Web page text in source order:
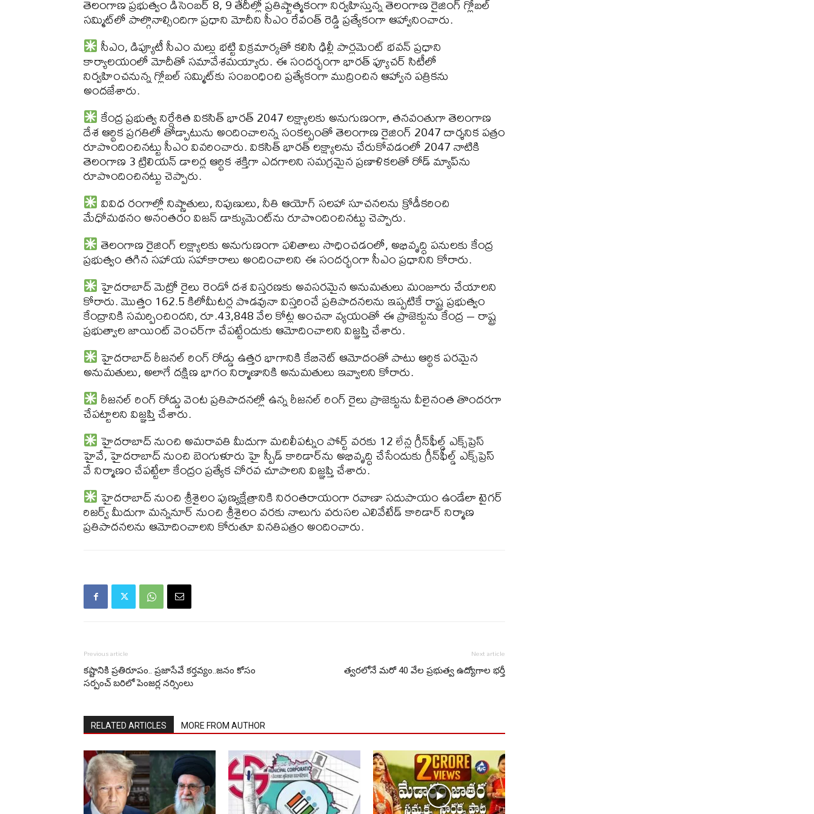
సమ్మిట్‌లో పాల్గొనాల్సిందిగా ప్రధాని మోదీని సీఎం రేవంత్ రెడ్డి ప్రత్యేకంగా ఆహ్వానించారు.
సీఎం, డిప్యూటీ సీఎం మల్లు భట్టి విక్రమార్కతో కలిసి ఢిల్లీ పార్లమెంట్ భవన్‌ ప్రధాని
కార్యాలయంలో మోదీతో సమావేశమయ్యారు. ఈ సందర్భంగా భారత్ ఫ్యూచర్ సిటీలో
నిర్వహించనున్న గ్లోబల్ సమ్మిట్‌కు సంబంధించి ప్రత్యేకంగా ముద్రించిన ఆహ్వాన పత్రికను
అందజేశారు.
కేంద్ర ప్రభుత్వ నిర్దేశిత వికసిత్ భారత్ 2047 లక్ష్యాలకు అనుగుణంగా, తనవంతుగా తెలంగాణ
దేశ ఆర్థిక ప్రగతిలో తోడ్పాటును అందించాలన్న సంకల్పంతో తెలంగాణ రైజింగ్ 2047 దార్శనిక పత్రం
రూపొందించినట్టు సీఎం వివరించారు. వికసిత్ భారత్ లక్ష్యాలను చేరుకోవడంలో 2047 నాటికి
తెలంగాణ 3 ట్రిలియన్ డాలర్ల ఆర్థిక శక్తిగా ఎదగాలని సమగ్రమైన ప్రణాళికలతో రోడ్ మ్యాప్‌ను
రూపొందించినట్టు చెప్పారు.
వివిధ రంగాల్లో నిష్ణాతులు, నిపుణులు, నీతి ఆయోగ్ సలహా సూచనలను క్రోడీకరించి
మేధోమథనం అనంతరం విజన్ డాక్యుమెంట్‌ను రూపొందించినట్టు చెప్పారు.
తెలంగాణ రైజింగ్ లక్ష్యాలకు అనుగుణంగా ఫలితాలు సాధించడంలో, అభివృద్ధి పనులకు కేంద్ర
ప్రభుత్వం తగిన సహాయ సహాకారాలు అందించాలని ఈ సందర్భంగా సీఎం ప్రధానిని కోరారు.
హైదరాబాద్ మెట్రో రైలు రెండో దశ విస్తరణకు అవసరమైన అనుమతులు మంజూరు చేయాలని
కోరారు. మొత్తం 162.5 కిలోమీటర్ల పొడవునా విస్తరించే ప్రతిపాదనలను ఇప్పటికే రాష్ట్ర ప్రభుత్వం
కేంద్రానికి సమర్పించిందని, రూ.43,848 వేల కోట్ల అంచనా వ్యయంతో ఈ ప్రాజెక్టును కేంద్ర – రాష్ట్ర
ప్రభుత్వాల జాయింట్ వెంచర్‌గా చేపట్టేందుకు ఆమోదించాలని విజ్ఞప్తి చేశారు.
హైదరాబాద్ రీజనల్ రింగ్ రోడ్డు ఉత్తర భాగానికి కేబినెట్ ఆమోదంతో పాటు ఆర్థిక పరమైన
అనుమతులు, అలాగే దక్షిణ భాగం నిర్మాణానికి అనుమతులు ఇవ్వాలని కోరారు.
రీజనల్ రింగ్ రోడ్డు వెంట ప్రతిపాదనల్లో ఉన్న రీజనల్ రింగ్ రైలు ప్రాజెక్టును వీలైనంత తొందరగా
చేపట్టాలని విజ్ఞప్తి చేశారు.
హైదరాబాద్ నుంచి అమరావతి మీదుగా మచిలీపట్నం పోర్ట్ వరకు 12 లేన్ల గ్రీన్‌ఫీల్డ్ ఎక్స్‌ప్రెస్
హైవే, హైదరాబాద్ నుంచి బెంగుళూరు హై స్పీడ్ కారిడార్‌ను అభివృద్ధి చేసేందుకు గ్రీన్‌ఫీల్డ్ ఎక్స్‌ప్రెస్
వే నిర్మాణం చేపట్టేలా కేంద్రం ప్రత్యేక చోరవ చూపాలని విజ్ఞప్తి చేశారు.
హైదరాబాద్ నుంచి శ్రీశైలం పుణ్యక్షేత్రానికి నిరంతరాయంగా రవాణా సదుపాయం ఉండేలా టైగర్
రిజర్వ్ మీదుగా మన్ననూర్ నుంచి శ్రీశైలం వరకు నాలుగు వరుసల ఎలివేటేడ్ కారిడార్ నిర్మాణ
ప్రతిపాదనలను ఆమోదించాలని కోరుతూ వినతిపత్రం అందించారు.
Previous article
కష్టానికి ప్రతిరూపం.. ప్రజాసేవే కర్తవ్యం..జనం కోసం
సర్పంచ్ బరిలో పెంజర్ల నర్సింలు
Next article
త్వరలోనే మరో 40 వేల ప్రభుత్వ ఉద్యోగాల భర్తీ
RELATED ARTICLES MORE FROM AUTHOR